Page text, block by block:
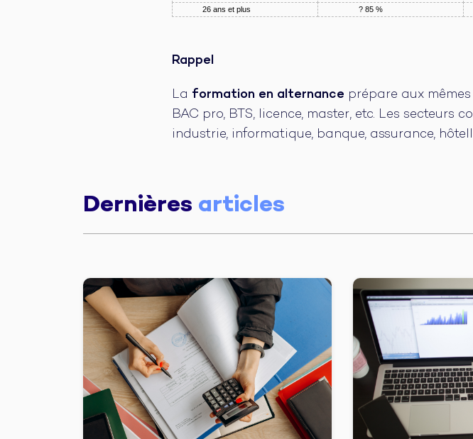
26 ans et plus
? 85 %
Rappel
La formation en alternance prépare aux
BAC pro, BTS, licence, master, etc. Les secteurs
industrie, informatique, banque, assurance,
Dernières articles